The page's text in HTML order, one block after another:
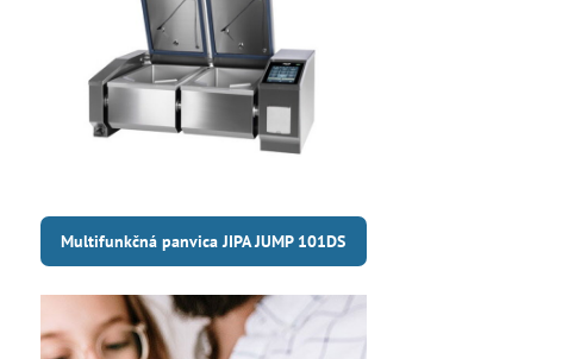
Multifunkčná panvica JIPA JUMP 101DS